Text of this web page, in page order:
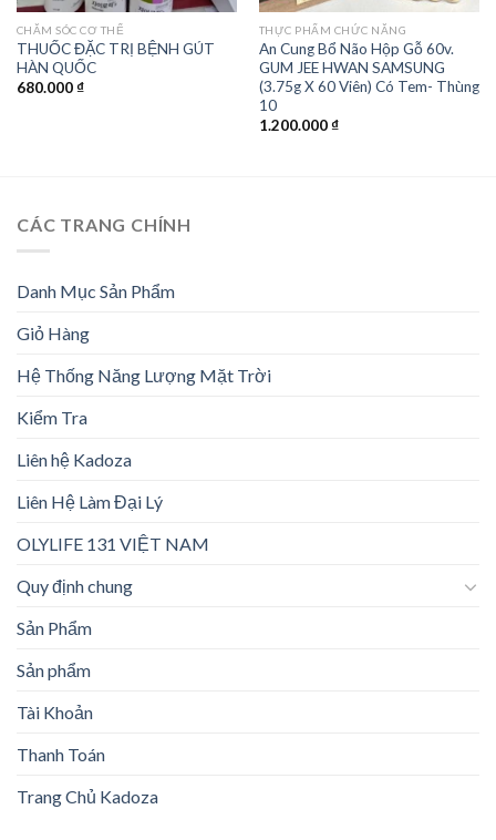
CHĂM SÓC CƠ THỂ
THUỐC ĐẶC TRỊ BỆNH GÚT
HÀN QUỐC
680.000₫
THỰC PHẨM CHỨC NĂNG
An Cung Bổ Não Hộp Gỗ 60v.
GUM JEE HWAN SAMSUNG
(3.75g X 60 Viên) Có Tem- Thùng
10
1.200.000₫
CÁC TRANG CHÍNH
Danh Mục Sản Phẩm
Giỏ Hàng
Hệ Thống Năng Lượng Mặt Trời
Kiểm Tra
Liên hệ Kadoza
Liên Hệ Làm Đại Lý
OLYLIFE 131 VIỆT NAM
Quy định chung
Sản Phẩm
Sản phẩm
Tài Khoản
Thanh Toán
Trang Chủ Kadoza